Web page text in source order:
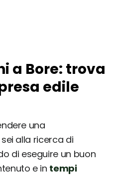
a Bore: trova
edile
una
alla ricerca di
di eseguire un buon
e in tempi